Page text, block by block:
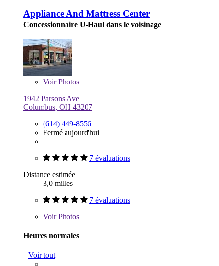
Appliance And Mattress Center
Concessionnaire U-Haul dans le voisinage
VoirPhotos
1942 Parsons Ave
Columbus, OH 43207
(614) 449-8556
Fermé aujourd'hui
7 évaluations
Distance estimée
3,0 milles
7 évaluations
VoirPhotos
Heures normales
Voir tout